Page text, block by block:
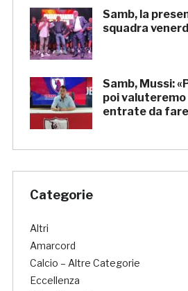
Samb, la
squadra
Samb, Mussi:
poi
entrate da
Categorie
Altri
Amarcord
Calcio – Altre Categorie
Eccellenza